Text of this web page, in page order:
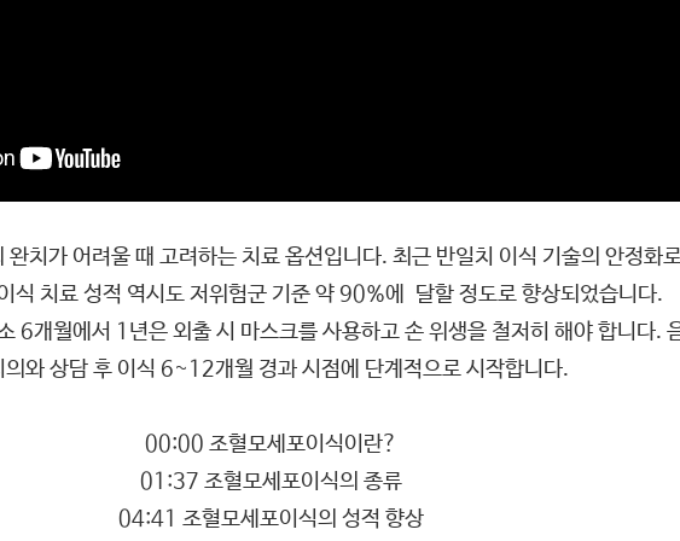
치가 어려울 때 고려하는 치료 옵션입니다. 최근 반일치 이식 기술의 안정화
식 치료 성적 역시도 저위험군 기준 약 90%에 달할 정도로 향상되었습니다.
6개월에서 1년은 외출 시 마스크를 사용하고 손 위생을 철저히 해야 합니다.
와 상담 후 이식 6~12개월 경과 시점에 단계적으로 시작합니다.
00:00 조혈모세포이식이란?
01:37 조혈모세포이식의 종류
04:41 조혈모세포이식의 성적 향상